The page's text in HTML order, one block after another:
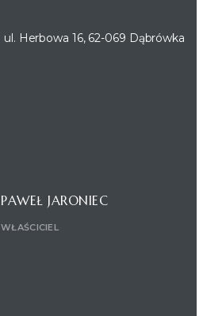
ul. Herbowa 16, 62-069 Dąbrówka
PAWEŁ JARONIEC
WŁAŚCICIEL